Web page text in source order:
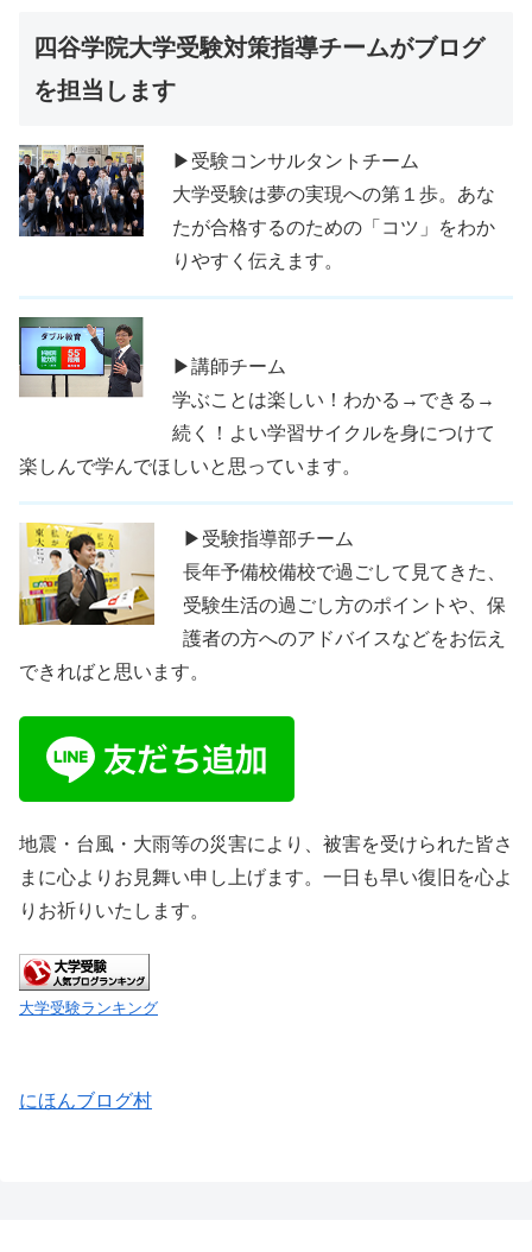
四谷学院大学受験対策指導チームがブログ
を担当します
▶受験コンサルタントチーム
大学受験は夢の実現への第１歩。あな
たが合格するのための「コツ」をわか
りやすく伝えます。
▶講師チーム
学ぶことは楽しい！わかる→できる→
続く！よい学習サイクルを身につけて
楽しんで学んでほしいと思っています。
▶受験指導部チーム
長年予備校備校で過ごして見てきた、
受験生活の過ごし方のポイントや、保
護者の方へのアドバイスなどをお伝え
できればと思います。
地震・台風・大雨等の災害により、被害を受けられた皆さ
まに心よりお見舞い申し上げます。一日も早い復旧を心よ
りお祈りいたします。
大学受験ランキング
にほんブログ村